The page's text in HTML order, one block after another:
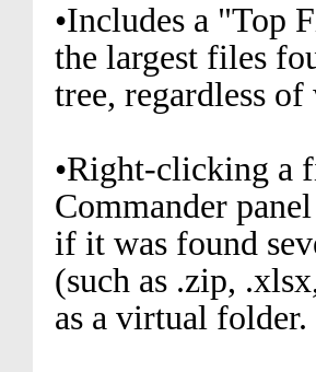
•Includes a "Top
the largest files
tree, regardless
•Right-clicking a
Commander
if it was found
(such as .zip,
as a virtual folder.